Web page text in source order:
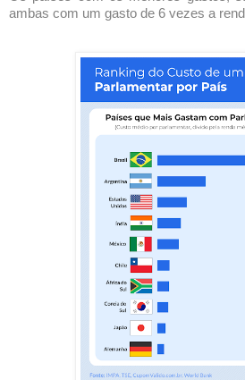
ambas com um gasto de 6 vezes a